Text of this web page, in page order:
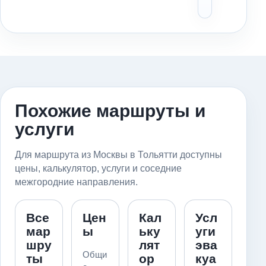
Похожие маршруты и
услуги
Для маршрута из Москвы в Тольятти доступны
цены, калькулятор, услуги и соседние
межгородние направления.
Все
мар
шру
ты
Цен
ы
Общи
Кал
ьку
лят
ор
Усл
уги
эва
куа